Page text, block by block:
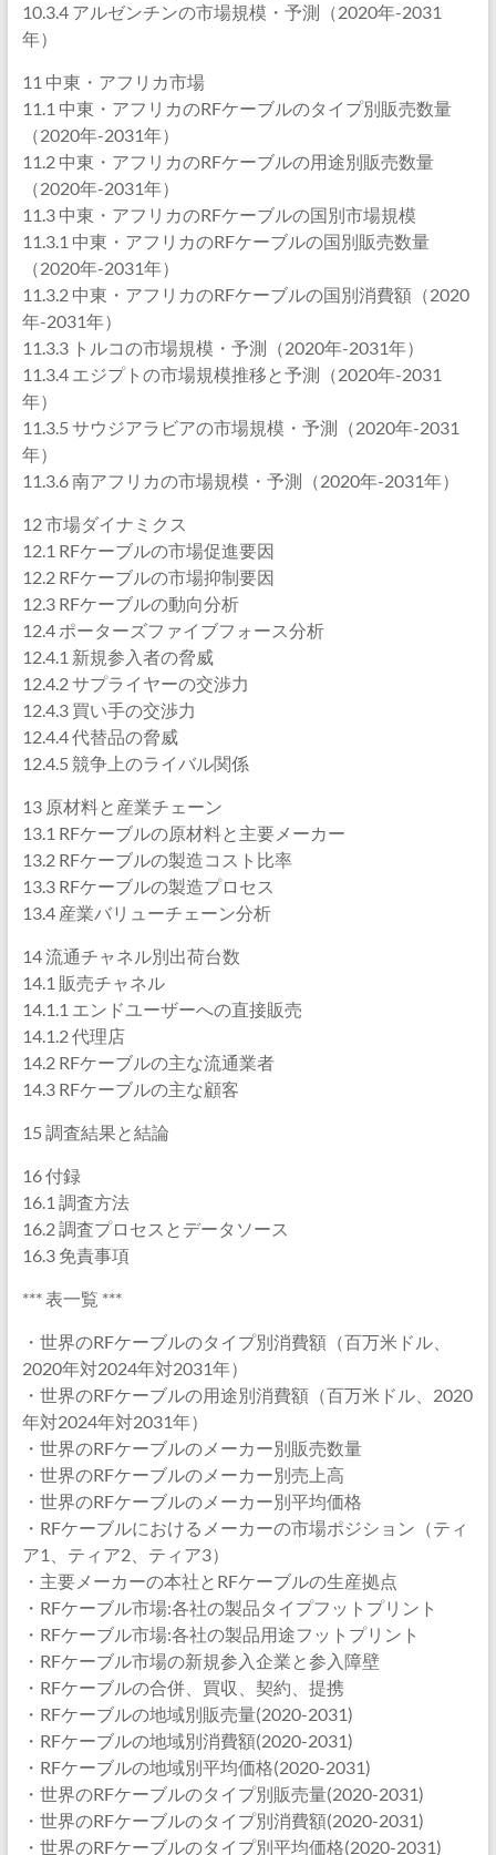
10.3.4 アルゼンチンの市場規模・予測（2020年-2031
年）
11 中東・アフリカ市場
11.1 中東・アフリカのRFケーブルのタイプ別販売数量
（2020年-2031年）
11.2 中東・アフリカのRFケーブルの用途別販売数量
（2020年-2031年）
11.3 中東・アフリカのRFケーブルの国別市場規模
11.3.1 中東・アフリカのRFケーブルの国別販売数量
（2020年-2031年）
11.3.2 中東・アフリカのRFケーブルの国別消費額（2020
年-2031年）
11.3.3 トルコの市場規模・予測（2020年-2031年）
11.3.4 エジプトの市場規模推移と予測（2020年-2031
年）
11.3.5 サウジアラビアの市場規模・予測（2020年-2031
年）
11.3.6 南アフリカの市場規模・予測（2020年-2031年）
12 市場ダイナミクス
12.1 RFケーブルの市場促進要因
12.2 RFケーブルの市場抑制要因
12.3 RFケーブルの動向分析
12.4 ポーターズファイブフォース分析
12.4.1 新規参入者の脅威
12.4.2 サプライヤーの交渉力
12.4.3 買い手の交渉力
12.4.4 代替品の脅威
12.4.5 競争上のライバル関係
13 原材料と産業チェーン
13.1 RFケーブルの原材料と主要メーカー
13.2 RFケーブルの製造コスト比率
13.3 RFケーブルの製造プロセス
13.4 産業バリューチェーン分析
14 流通チャネル別出荷台数
14.1 販売チャネル
14.1.1 エンドユーザーへの直接販売
14.1.2 代理店
14.2 RFケーブルの主な流通業者
14.3 RFケーブルの主な顧客
15 調査結果と結論
16 付録
16.1 調査方法
16.2 調査プロセスとデータソース
16.3 免責事項
*** 表一覧 ***
・世界のRFケーブルのタイプ別消費額（百万米ドル、
2020年対2024年対2031年）
・世界のRFケーブルの用途別消費額（百万米ドル、2020
年対2024年対2031年）
・世界のRFケーブルのメーカー別販売数量
・世界のRFケーブルのメーカー別売上高
・世界のRFケーブルのメーカー別平均価格
・RFケーブルにおけるメーカーの市場ポジション（ティ
ア1、ティア2、ティア3）
・主要メーカーの本社とRFケーブルの生産拠点
・RFケーブル市場:各社の製品タイプフットプリント
・RFケーブル市場:各社の製品用途フットプリント
・RFケーブル市場の新規参入企業と参入障壁
・RFケーブルの合併、買収、契約、提携
・RFケーブルの地域別販売量(2020-2031)
・RFケーブルの地域別消費額(2020-2031)
・RFケーブルの地域別平均価格(2020-2031)
・世界のRFケーブルのタイプ別販売量(2020-2031)
・世界のRFケーブルのタイプ別消費額(2020-2031)
・世界のRFケーブルのタイプ別平均価格(2020-2031)